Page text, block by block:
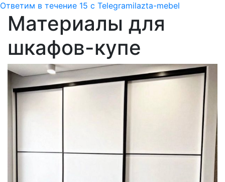
Ответим в течение 15 с Telegramilazta-mebel
Материалы для
шкафов-купе